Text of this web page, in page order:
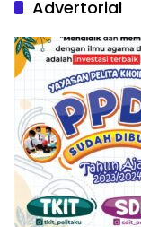
Advertorial